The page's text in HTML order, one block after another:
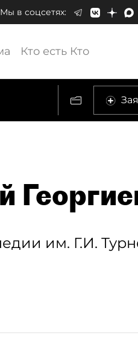
Мы в соцсетях:
Кто есть Кто
им. Г.И.